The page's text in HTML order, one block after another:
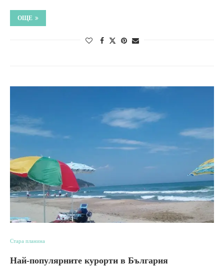
ОЩЕ
Стара планина
Най-популярните курорти в България